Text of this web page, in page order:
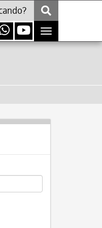
Toggle
navigation